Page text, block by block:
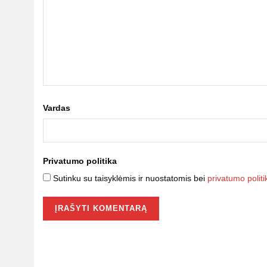
Vardas
Privatumo politika
Sutinku su taisyklėmis ir nuostatomis bei privatumo